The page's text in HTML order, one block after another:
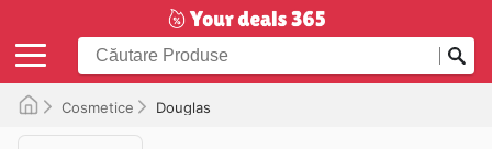
Cosmetice Douglas